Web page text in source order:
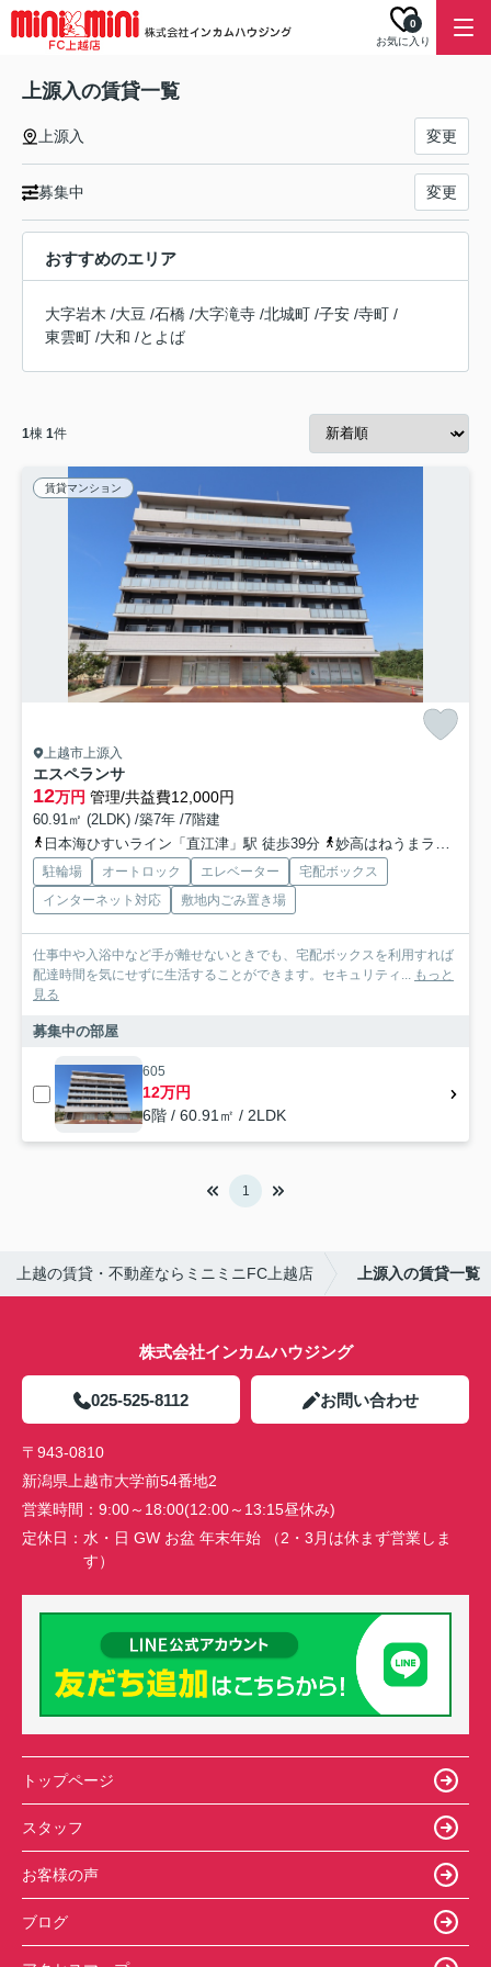
お気に入り
0
上源入の賃貸一覧
上源入 変更
募集中 変更
おすすめのエリア
大字岩木 /大豆 /石橋 /大字滝寺 /北城町 /子安 /寺町 /
東雲町 /大和 /とよば
1棟 1件
賃貸マンション
上越市上源入
エスペランサ
12万円 管理/共益費12,000円
60.91㎡ (2LDK) /築7年 /7階建
日本海ひすいライン「直江津」駅 徒歩39分
妙高はねうまライン「春日山」駅 徒歩35分
駐輪場 オートロック エレベーター
宅配ボックス
インターネット対応
敷地内ごみ置き場
仕事中や入浴中など手が離せないときでも、宅配ボックスを利用すれば
配達時間を気にせずに生活することができます。セキュリティ... もっと
見る
募集中の部屋
605
12万円
6階 / 60.91㎡ / 2LDK
1
上越の賃貸・不動産ならミニミニFC上越店 上源入の賃貸一覧
株式会社インカムハウジング
025-525-8112 お問い合わせ
〒943-0810
新潟県上越市大学前54番地2
営業時間： 9:00～18:00(12:00～13:15昼休み)
定休日： 水・日 GW お盆 年末年始 （2・3月は休まず営業しま
す）
トップページ
スタッフ
お客様の声
ブログ